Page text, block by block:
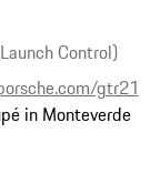
Control)
gtr21